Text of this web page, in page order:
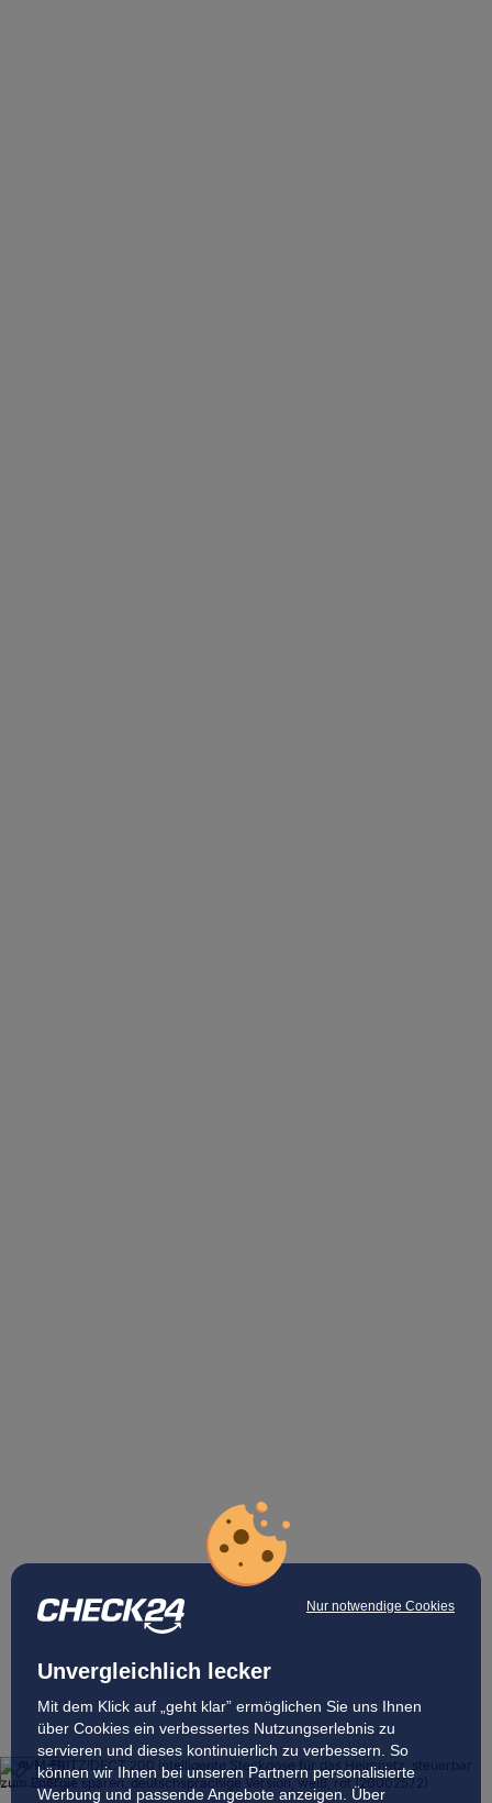
Nur notwendige Cookies
Unvergleichlich lecker
Mit dem Klick auf „geht klar” ermöglichen Sie uns Ihnen
über Cookies ein verbessertes Nutzungserlebnis zu
servieren und dieses kontinuierlich zu verbessern. So
können wir Ihnen bei unseren Partnern personalisierte
Werbung und passende Angebote anzeigen. Über